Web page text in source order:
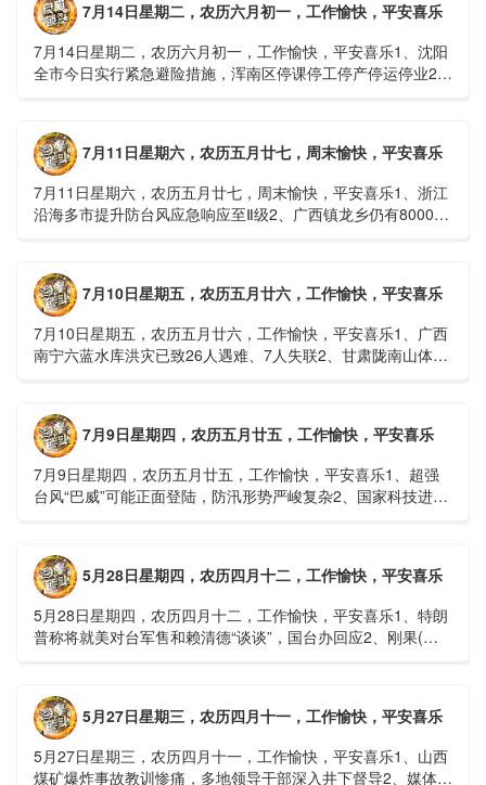
7月14日星期二，农历六月初一，工作愉快，平安喜乐
7月14日星期二，农历六月初一，工作愉快，平安喜乐1、沈阳
全市今日实行紧急避险措施，浑南区停课停工停产停运停业2、
7月11日星期六，农历五月廿七，周末愉快，平安喜乐
7月11日星期六，农历五月廿七，周末愉快，平安喜乐1、浙江
沿海多市提升防台风应急响应至Ⅱ级2、广西镇龙乡仍有8000多
7月10日星期五，农历五月廿六，工作愉快，平安喜乐
7月10日星期五，农历五月廿六，工作愉快，平安喜乐1、广西
南宁六蓝水库洪灾已致26人遇难、7人失联2、甘肃陇南山体滑
7月9日星期四，农历五月廿五，工作愉快，平安喜乐
7月9日星期四，农历五月廿五，工作愉快，平安喜乐1、超强
台风“巴威”可能正面登陆，防汛形势严峻复杂2、国家科技进步
5月28日星期四，农历四月十二，工作愉快，平安喜乐
5月28日星期四，农历四月十二，工作愉快，平安喜乐1、特朗
普称将就美对台军售和赖清德“谈谈”，国台办回应2、刚果(金)
5月27日星期三，农历四月十一，工作愉快，平安喜乐
5月27日星期三，农历四月十一，工作愉快，平安喜乐1、山西
煤矿爆炸事故教训惨痛，多地领导干部深入井下督导2、媒体：